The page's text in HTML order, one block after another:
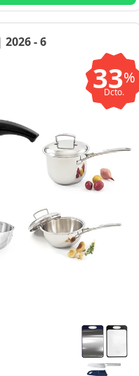
2026 - 6
33%
Dcto.